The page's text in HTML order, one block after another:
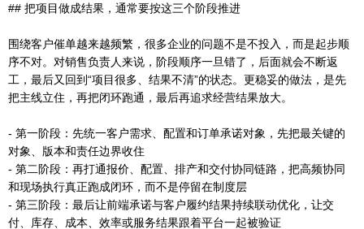
## 把项目做成结果，通常要按这三个阶段推进
围绕客户催单越来越频繁，很多企业的问题不是不投入，而是起步顺
序不对。对销售负责人来说，阶段顺序一旦错了，后面就会不断返
工，最后又回到“项目很多、结果不清”的状态。更稳妥的做法，是先
把主线立住，再把闭环跑通，最后再追求经营结果放大。
- 第一阶段：先统一客户需求、配置和订单承诺对象，先把最关键的
对象、版本和责任边界收住
- 第二阶段：再打通报价、配置、排产和交付协同链路，把高频协同
和现场执行真正跑成闭环，而不是停留在制度层
- 第三阶段：最后让前端承诺与客户履约结果持续联动优化，让交
付、库存、成本、效率或服务结果跟着平台一起被验证